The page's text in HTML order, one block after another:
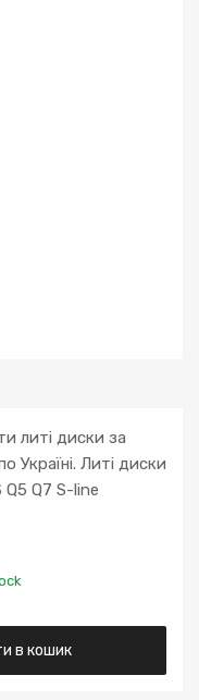
литі диски за
Україні. Литі диски
Q5 Q7 S-line
в кошик